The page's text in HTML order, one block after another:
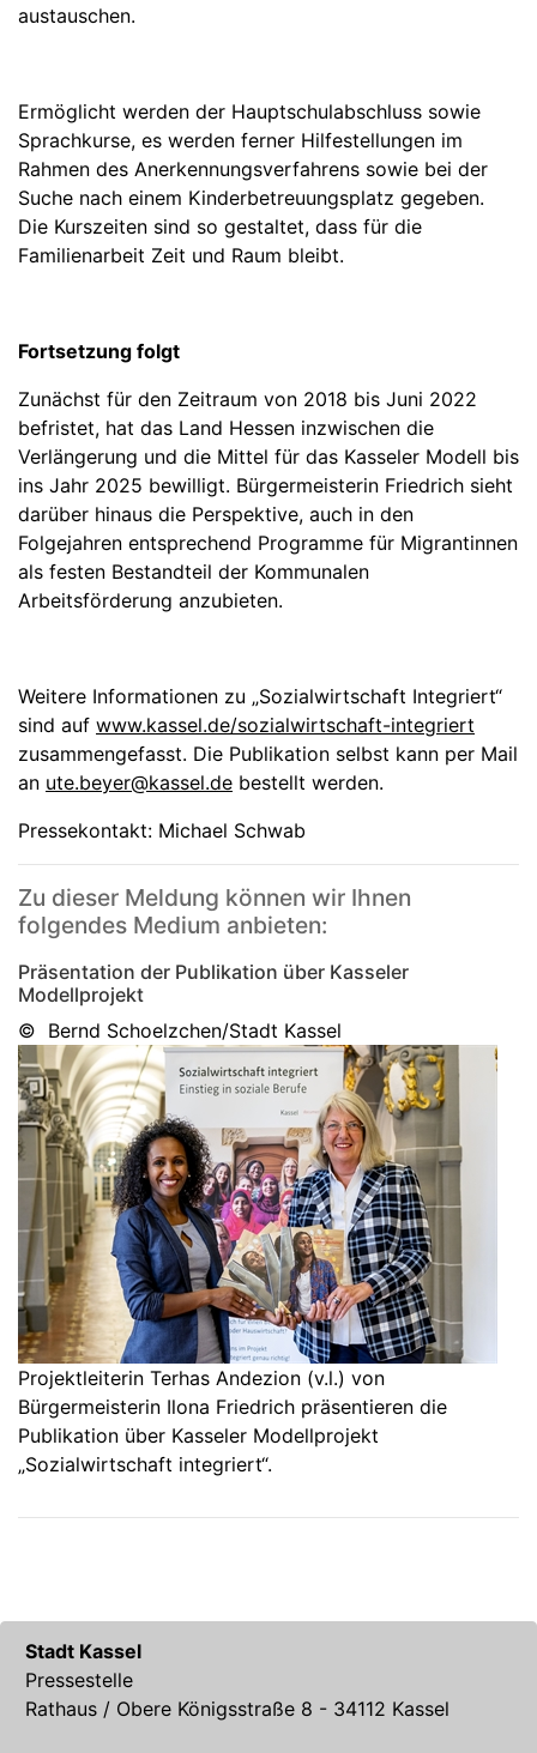
austauschen.
Ermöglicht werden der Hauptschulabschluss sowie
Sprachkurse, es werden ferner Hilfestellungen im
Rahmen des Anerkennungsverfahrens sowie bei der
Suche nach einem Kinderbetreuungsplatz gegeben.
Die Kurszeiten sind so gestaltet, dass für die
Familienarbeit Zeit und Raum bleibt.
Fortsetzung folgt
Zunächst für den Zeitraum von 2018 bis Juni 2022
befristet, hat das Land Hessen inzwischen die
Verlängerung und die Mittel für das Kasseler Modell bis
ins Jahr 2025 bewilligt. Bürgermeisterin Friedrich sieht
darüber hinaus die Perspektive, auch in den
Folgejahren entsprechend Programme für Migrantinnen
als festen Bestandteil der Kommunalen
Arbeitsförderung anzubieten.
Weitere Informationen zu „Sozialwirtschaft Integriert“
sind auf www.kassel.de/sozialwirtschaft-integriert
zusammengefasst. Die Publikation selbst kann per Mail
an ute.beyer@kassel.de bestellt werden.
Pressekontakt: Michael Schwab
Zu dieser Meldung können wir Ihnen
folgendes Medium anbieten:
Präsentation der Publikation über Kasseler
Modellprojekt
© Bernd Schoelzchen/Stadt Kassel
Projektleiterin Terhas Andezion (v.l.) von
Bürgermeisterin Ilona Friedrich präsentieren die
Publikation über Kasseler Modellprojekt
„Sozialwirtschaft integriert“.
Stadt Kassel
Pressestelle
Rathaus / Obere Königsstraße 8 - 34112 Kassel